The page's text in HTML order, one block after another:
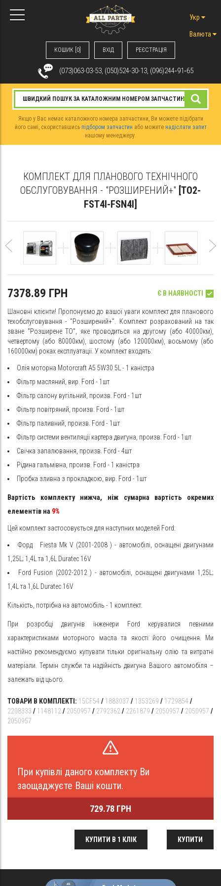
КОШИК [0] ВХIД РЕЄСТРАЦІЯ
Укр
Валюта
(073)063-03-53, (050)524-30-13, (096)244‑91‑65
Якщо у Вас немає каталожного номера запчастини, Ви можете підібрати
його самі, скориставшись підбором запчастин або можете надіслати запит
нашому менеджеру.
КОМПЛЕКТ ДЛЯ ПЛАНОВОГО ТЕХНІЧНОГО
ОБСЛУГОВУВАННЯ - "РОЗШИРЕНИЙ+" [TO2-
FST4I-FSN4I]
7378.89 ГРН Є В НАЯВНОСТІ
Шановні клієнти! Пропонуємо до вашої уваги комплект для планового
техобслуговування - "Розширений+". Комплект розрахований на так
зване "Розширене ТО", яке проводиться на другому (або 40000км),
четвертому (або 80000км), шостому (або 120000км), восьмому (або
160000км) роках експлуатації. У комплект входять:
Олія моторна Motorcraft A5 5W30 5L - 1 каністра
Фільтр масляний, вир. Ford - 1шт
Фільтр салону вугільний, произв. Ford - 1шт
Фільтр повітряний, произв. Ford - 1шт
Фільтр паливний, произв. Ford - 1шт
Фільтр системи вентиляції картера двигуна, произв. Ford - 1шт
Свічка запалювання, произв. Ford - 4шт
Рідина гальмівна, произв. Ford - 1 каністра
Пробка зливна з прокладкою, вир. Ford - 1шт
Вартість комплекту нижча, ніж сумарна вартість окремих
елементів на 9%
Цей комплект застосовується для наступних моделей Ford:
Форд Fiesta Mk V (2001-2008 ) - автомобілі, оснащені двигунами
1,25L; 1,4L та 1,6L Duratec 16V
Ford Fusion (2002-2012 ) - автомобілі, оснащені двигунами 1,25L;
1,4L та 1,6L Duratec 16V
Кількість, потрібна на автомобіль - 1 комплект.
При розробці двигунів інженери Ford керувалися певними
характеристиками моторного масла та якості його очищення. Ми
настійно рекомендуємо купувати тільки оригінальну олію та витратні
матеріали. Термін служби та надійність двигуна Вашого автомобіля –
залежать від цього.
ТОВАРИ В КОМПЛЕКТІ: 15CF54 / 1883037 / 1353269 / 1729854 /
2208333 / 1148112 / 2050957 / 2792362 / 2261879 / 2050957 / 2050957 /
2050957
При купівлі даного комплекту Ви
заощаджуєте Ваші кошти.
729.78 ГРН
КУПИТИ
КУПИТИ В 1 КЛІК